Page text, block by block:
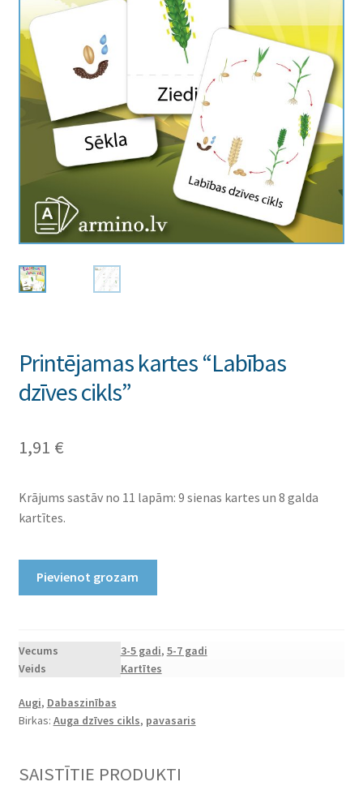
Printējamas kartes “Labības
dzīves cikls”
1,91 €
Krājums sastāv no 11 lapām: 9 sienas kartes un 8 galda
kartītes.
cikls"
daudzums
Pievienot grozam
Vecums 3-5 gadi, 5-7 gadi
Veids
Kartītes
Augi, Dabaszinības
Birkas: Auga dzīves cikls, pavasaris
SAISTĪTIE PRODUKTI